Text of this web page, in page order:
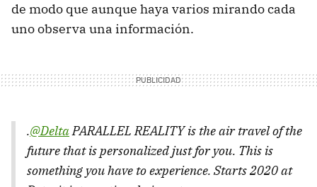
de modo que aunque haya varios mirando cada
uno observa una información.
.@DeltaPARALLEL REALITY is the air travel of the
future that is personalized just for you. This is
something you have to experience. Starts 2020 at